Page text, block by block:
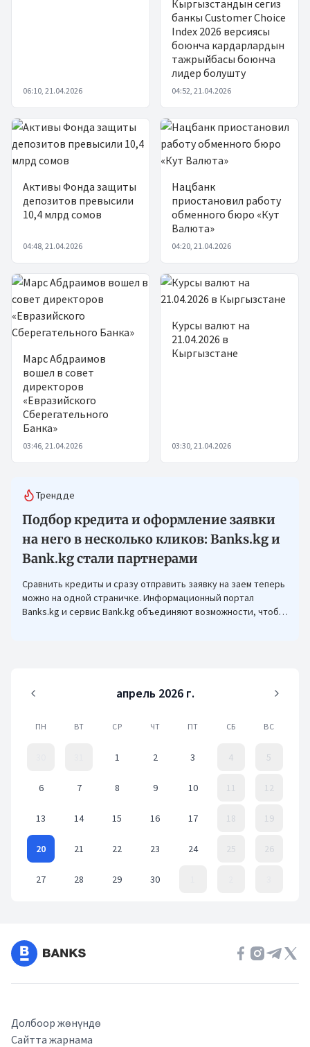
06:10, 21.04.2026
Кыргызстандын сегиз
банкы Customer Choice
Index 2026 версиясы
боюнча кардарлардын
тажрыйбасы боюнча
лидер болушту
04:52, 21.04.2026
Активы Фонда защиты
депозитов превысили
10,4 млрд сомов
04:48, 21.04.2026
Нацбанк
приостановил работу
обменного бюро «Кут
Валюта»
04:20, 21.04.2026
Марс Абдраимов
вошел в совет
директоров
«Евразийского
Сберегательного
Банка»
03:46, 21.04.2026
Курсы валют на
21.04.2026 в
Кыргызстане
03:30, 21.04.2026
Трендде
Подбор кредита и оформление заявки
на него в несколько кликов: Banks.kg и
Bank.kg стали партнерами
Сравнить кредиты и сразу отправить заявку на заем теперь
можно на одной страничке. Информационный портал
Banks.kg и сервис Bank.kg объединяют возможности, чтобы
апрель 2026 г.
ПН ВТ СР ЧТ ПТ СБ ВС
1 2 3 4 5
6 7 8 9 10 11 12
13 14 15 16 17 18 19
20 21 22 23 24 25 26
27 28 29 30
Долбоор жөнүндө
Сайтта жарнама